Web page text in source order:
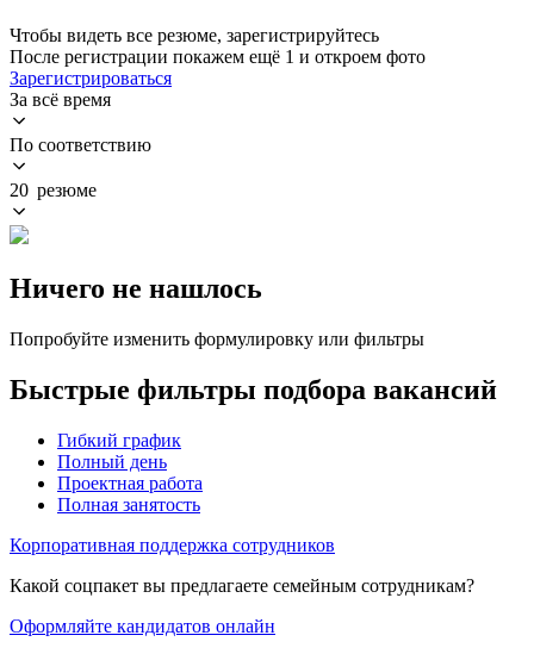
Чтобы видеть все резюме, зарегистрируйтесь
После регистрации покажем ещё 1 и откроем фото
Зарегистрироваться
За всё время
По соответствию
20 резюме
Ничего не нашлось
Попробуйте изменить формулировку или фильтры
Быстрые фильтры подбора вакансий
Гибкий график
Полный день
Проектная работа
Полная занятость
Корпоративная поддержка сотрудников
Какой соцпакет вы предлагаете семейным сотрудникам?
Оформляйте кандидатов онлайн